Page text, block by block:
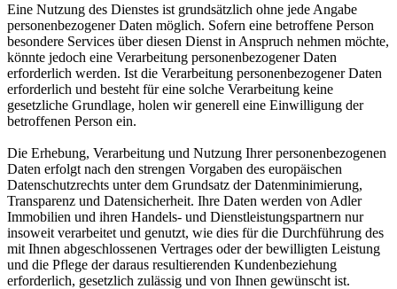
Eine Nutzung des Dienstes ist grundsätzlich ohne jede Angabe
personenbezogener Daten möglich. Sofern eine betroffene Person
besondere Services über diesen Dienst in Anspruch nehmen möchte,
könnte jedoch eine Verarbeitung personenbezogener Daten
erforderlich werden. Ist die Verarbeitung personenbezogener Daten
erforderlich und besteht für eine solche Verarbeitung keine
gesetzliche Grundlage, holen wir generell eine Einwilligung der
betroffenen Person ein.
Die Erhebung, Verarbeitung und Nutzung Ihrer personenbezogenen
Daten erfolgt nach den strengen Vorgaben des europäischen
Datenschutzrechts unter dem Grundsatz der Datenminimierung,
Transparenz und Datensicherheit. Ihre Daten werden von Adler
Immobilien und ihren Handels- und Dienstleistungspartnern nur
insoweit verarbeitet und genutzt, wie dies für die Durchführung des
mit Ihnen abgeschlossenen Vertrages oder der bewilligten Leistung
und die Pflege der daraus resultierenden Kundenbeziehung
erforderlich, gesetzlich zulässig und von Ihnen gewünscht ist.